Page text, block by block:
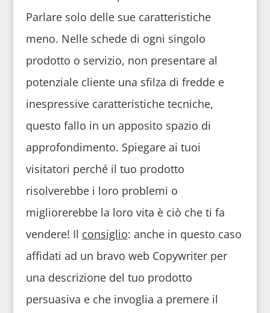
Parlare solo delle sue caratteristiche
meno. Nelle schede di ogni singolo
prodotto o servizio, non presentare al
potenziale cliente una sfilza di fredde e
inespressive caratteristiche tecniche,
questo fallo in un apposito spazio di
approfondimento. Spiegare ai tuoi
visitatori perché il tuo prodotto
risolverebbe i loro problemi o
migliorerebbe la loro vita è ciò che ti fa
vendere! Il consiglio: anche in questo caso
affidati ad un bravo web Copywriter per
una descrizione del tuo prodotto
persuasiva e che invoglia a premere il